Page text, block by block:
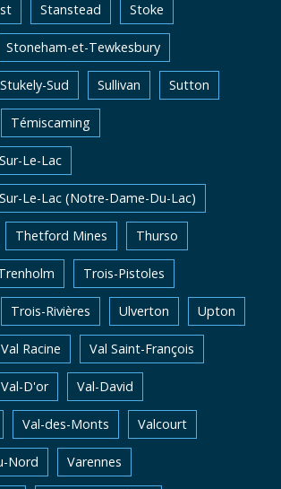
Stanstead Stoke
Stoneham-et-Tewkesbury
Stukely-Sud Sullivan Sutton
Témiscaming
Le-Lac
Le-Lac (Notre-Dame-Du-Lac)
Thetford Mines Thurso
Trois-Pistoles
Trois-Rivières Ulverton Upton
Val Racine Val Saint-François
Val-D'or Val-David
Val-des-Monts Valcourt
Nord Varennes